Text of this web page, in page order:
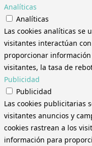
Analíticas
Analíticas
Las cookies analíticas se
visitantes interactúan
proporcionar
visitantes, la tasa de
Publicidad
Publicidad
Las cookies publicitarias
visitantes anuncios y
cookies rastrean a los
información para